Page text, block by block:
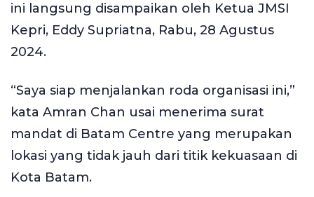
ini langsung disampaikan oleh Ketua JMSI
Kepri, Eddy Supriatna, Rabu, 28 Agustus
2024.
“Saya siap menjalankan roda organisasi ini,”
kata Amran Chan usai menerima surat
mandat di Batam Centre yang merupakan
lokasi yang tidak jauh dari titik kekuasaan di
Kota Batam.